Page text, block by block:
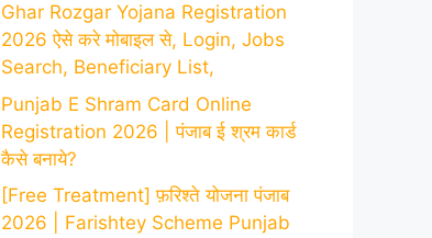
Ghar Rozgar Yojana Registration
2026 ऐसे करे मोबाइल से, Login, Jobs
Search, Beneficiary List,
Punjab E Shram Card Online
Registration 2026 | पंजाब ई श्रम कार्ड
कैसे बनाये?
[Free Treatment] फ़रिश्ते योजना पंजाब
2026 | Farishtey Scheme Punjab